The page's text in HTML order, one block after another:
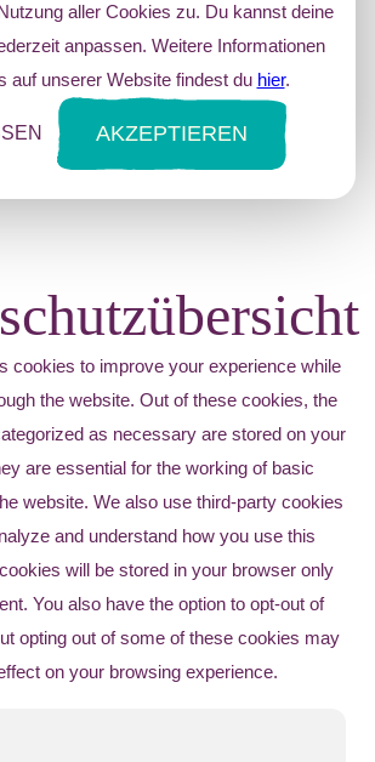
aller Cookies zu. Du kannst deine
anpassen. Weitere Informationen
auf unserer Website findest du hier.
AKZEPTIEREN
cookies to improve your experience while
the website. Out of these cookies, the
as necessary are stored on your
are essential for the working of basic
website. We also use third-party cookies
and understand how you use this
will be stored in your browser only
You also have the option to opt-out of
opting out of some of these cookies may
on your browsing experience.